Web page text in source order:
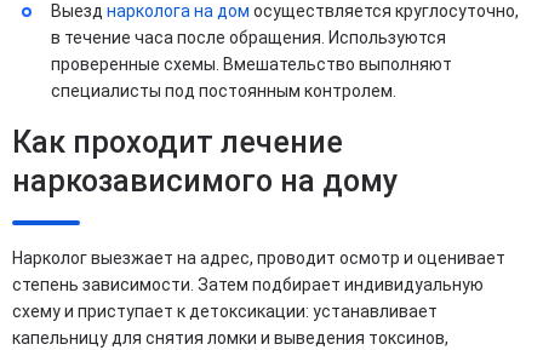
Выезд нарколога на дом осуществляется круглосуточно,
в течение часа после обращения. Используются
проверенные схемы. Вмешательство выполняют
специалисты под постоянным контролем.
Как проходит лечение
наркозависимого на дому
Нарколог выезжает на адрес, проводит осмотр и оценивает
степень зависимости. Затем подбирает индивидуальную
схему и приступает к детоксикации: устанавливает
капельницу для снятия ломки и выведения токсинов,